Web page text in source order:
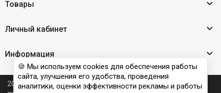
Товары 
Личный кабинет 
Информация 
2026 © Nail Club professional - официальный сайт
🍪 Мы используем cookies для обеспечения работы
сайта, улучшения его удобства, проведения
аналитики, оценки эффективности рекламы и работы